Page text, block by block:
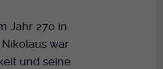
Jahr 270 in
war
und seine